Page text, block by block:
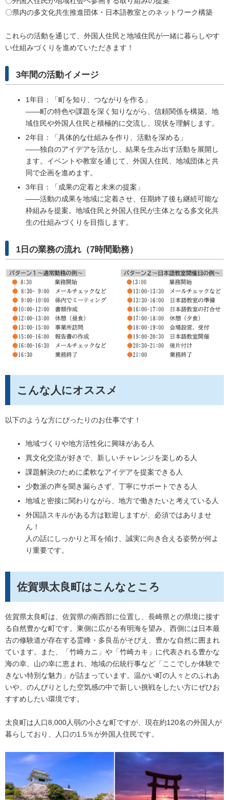
〇県内の多文化共生推進団体・日本語教室とのネットワーク構築
これらの活動を通じて、外国人住民と地域住民が一緒に暮らしやす
い仕組みづくりを進めていただきます！
3年間の活動イメージ
1年目：「町を知り、つながりを作る」
――町の特色や課題を深く知りながら、信頼関係を構築。地
域住民や外国人住民と積極的に交流し、現状を理解します。
2年目：「具体的な仕組みを作り、活動を深める」
――独自のアイデアを活かし、結果を生み出す活動を展開し
ます。イベントや教室を通じて、外国人住民、地域団体と共
同で企画を進めます。
3年目：「成果の定着と未来の提案」
――活動の成果を地域に定着させ、任期終了後も継続可能な
枠組みを提案。地域住民と外国人住民が主体となる多文化共
生の仕組みづくりを目指します。
1日の業務の流れ（7時間勤務）
こんな人にオススメ
以下のような方にぴったりのお仕事です！
地域づくりや地方活性化に興味がある人
異文化交流が好きで、新しいチャレンジを楽しめる人
課題解決のために柔軟なアイデアを提案できる人
少数派の声を聞き漏らさず、丁寧にサポートできる人
地域と密接に関わりながら、地方で働きたいと考えている人
外国語スキルがある方は歓迎しますが、必須ではありませ
ん！
人の話にしっかりと耳を傾け、誠実に向き合える姿勢が何よ
り重要です。
佐賀県太良町はこんなところ
佐賀県太良町は、佐賀県の南西部に位置し、長崎県との県境に接す
る自然豊かな町です。東側に広がる有明海を望み、西側には日本最
古の修験道が存在する霊峰・多良岳がそびえ、豊かな自然に囲まれ
ています。また、「竹崎カニ」や「竹崎カキ」に代表される豊かな
海の幸、山の幸に恵まれ、地域の伝統行事など「ここでしか体験で
きない特別な魅力」が詰まっています。温かい町の人々とのふれあ
いや、のんびりとした空気感の中で新しい挑戦をしたい方にぜひお
すすめしたい環境です。
太良町は人口8,000人弱の小さな町ですが、現在約120名の外国人が
暮らしており、人口の1.5％が外国人住民です。